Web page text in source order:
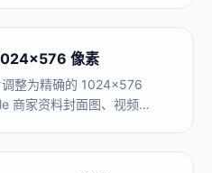
像素
整为精确的 1024×576
商家资料封面图、视频缩